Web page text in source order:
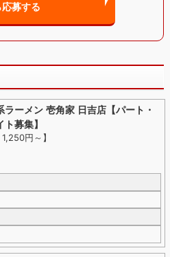
応募する
ラーメン 壱角家 日吉店【パート・
募集】
1,250円～ 】